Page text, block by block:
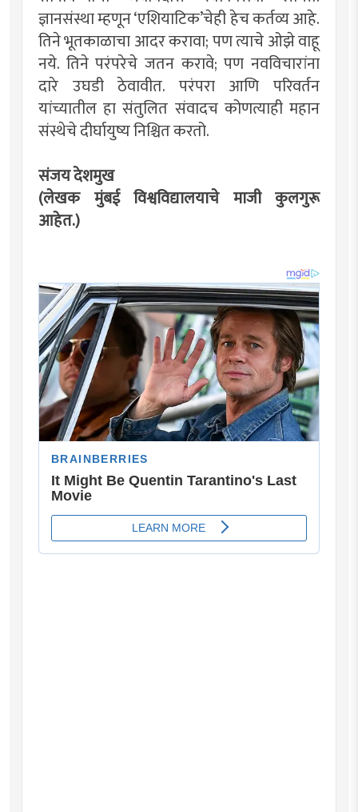
ज्ञानसंस्था म्हणून ‘एशियाटिक’चेही हेच कर्तव्य आहे.
तिने भूतकाळाचा आदर करावा; पण त्याचे ओझे वाहू
नये. तिने परंपरेचे जतन करावे; पण नवविचारांना
दारे उघडी ठेवावीत. परंपरा आणि परिवर्तन
यांच्यातील हा संतुलित संवादच कोणत्याही महान
संस्थेचे दीर्घायुष्य निश्चित करतो.
संजय देशमुख
(लेखक मुंबई विश्वविद्यालयाचे माजी कुलगुरू
आहेत.)